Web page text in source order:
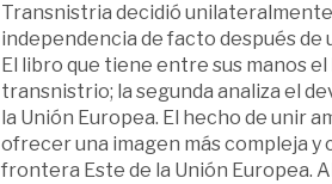
Transnistria decidió
independencia de facto después
El libro que tiene entre sus manos
transnistrio; la segunda analiza el
la Unión Europea. El hecho de unir
ofrecer una imagen más compleja
frontera Este de la Unión Europea.